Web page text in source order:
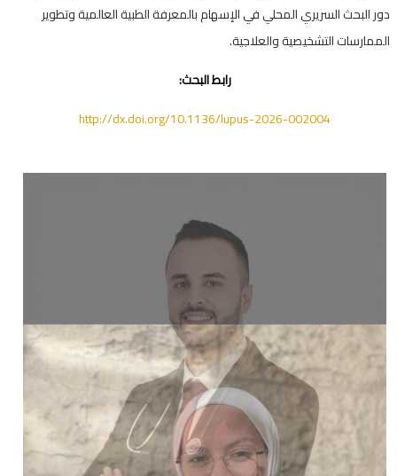
دور البحث السريري المحلي في الإسهام بالمعرفة الطبية العالمية وتطوير
الممارسات التشخيصية والعلاجية.
رابط البحث:
http://dx.doi.org/10.1136/lupus-2026-002004
Previous
Next